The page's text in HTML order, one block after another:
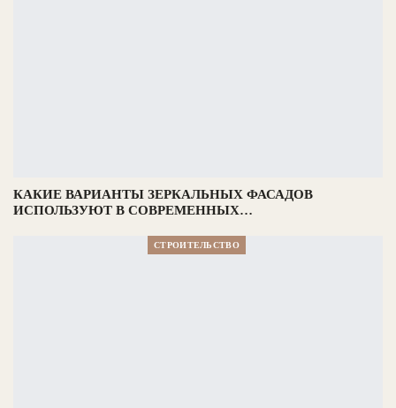
КАКИЕ ВАРИАНТЫ ЗЕРКАЛЬНЫХ ФАСАДОВ
ИСПОЛЬЗУЮТ В СОВРЕМЕННЫХ…
СТРОИТЕЛЬСТВО